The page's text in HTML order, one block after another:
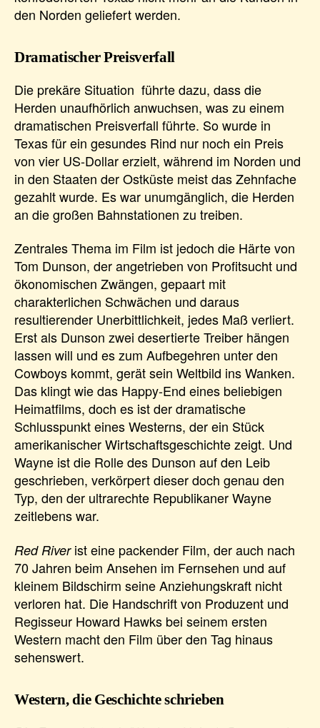
den Norden geliefert werden.
Dramatischer Preisverfall
Die prekäre Situation führte dazu, dass die
Herden unaufhörlich anwuchsen, was zu einem
dramatischen Preisverfall führte. So wurde in
Texas für ein gesundes Rind nur noch ein Preis
von vier US-Dollar erzielt, während im Norden und
in den Staaten der Ostküste meist das Zehnfache
gezahlt wurde. Es war unumgänglich, die Herden
an die großen Bahnstationen zu treiben.
Zentrales Thema im Film ist jedoch die Härte von
Tom Dunson, der angetrieben von Profitsucht und
ökonomischen Zwängen, gepaart mit
charakterlichen Schwächen und daraus
resultierender Unerbittlichkeit, jedes Maß verliert.
Erst als Dunson zwei desertierte Treiber hängen
lassen will und es zum Aufbegehren unter den
Cowboys kommt, gerät sein Weltbild ins Wanken.
Das klingt wie das Happy-End eines beliebigen
Heimatfilms, doch es ist der dramatische
Schlusspunkt eines Westerns, der ein Stück
amerikanischer Wirtschaftsgeschichte zeigt. Und
Wayne ist die Rolle des Dunson auf den Leib
geschrieben, verkörpert dieser doch genau den
Typ, den der ultrarechte Republikaner Wayne
zeitlebens war.
Red Riverist eine packender Film, der auch nach
70 Jahren beim Ansehen im Fernsehen und auf
kleinem Bildschirm seine Anziehungskraft nicht
verloren hat. Die Handschrift von Produzent und
Regisseur Howard Hawks bei seinem ersten
Western macht den Film über den Tag hinaus
sehenswert.
Western, die Geschichte schrieben